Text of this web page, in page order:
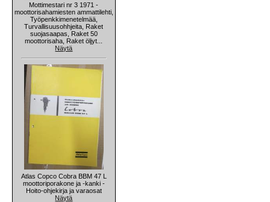
Mottimestari nr 3 1971 -
moottorisahamiesten ammattilehti,
Työpenkkimenetelmää,
Turvallisuusohhjeita, Raket
suojasaapas, Raket 50
moottorisaha, Raket öljyt...
Näytä
Atlas Copco Cobra BBM 47 L
moottoriporakone ja -kanki -
Hoito-ohjekirja ja varaosat
Näytä